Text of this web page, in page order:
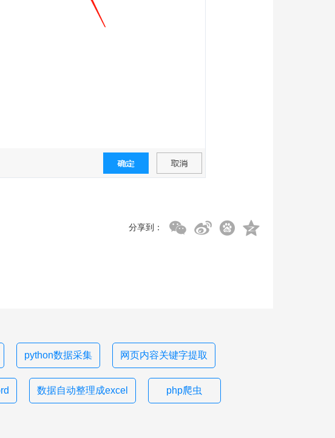
分享到：
python数据采集 网页内容关键字提取
数据自动整理成excel php爬虫